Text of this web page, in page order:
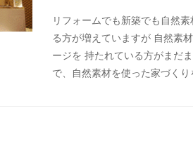
リフォームでも新築でも自然
る方が増えていますが 自然素
ージを 持たれている方がまだ
で、自然素材を使った家づくり